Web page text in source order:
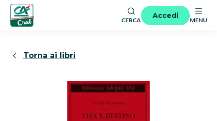
CERCA
Accedi
MENU
Torna ai libri